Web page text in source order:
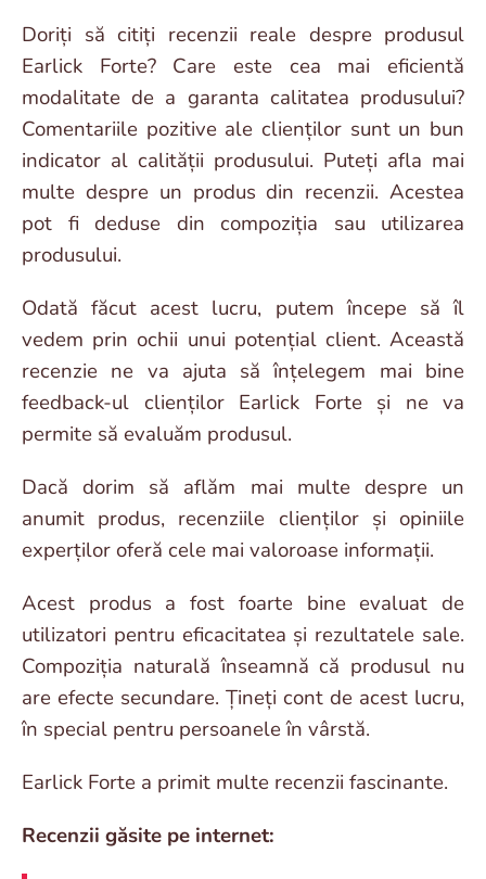
Doriți să citiți recenzii reale despre produsul
Earlick Forte? Care este cea mai eficientă
modalitate de a garanta calitatea produsului?
Comentariile pozitive ale clienților sunt un bun
indicator al calității produsului. Puteți afla mai
multe despre un produs din recenzii. Acestea
pot fi deduse din compoziția sau utilizarea
produsului.
Odată făcut acest lucru, putem începe să îl
vedem prin ochii unui potențial client. Această
recenzie ne va ajuta să înțelegem mai bine
feedback-ul clienților Earlick Forte și ne va
permite să evaluăm produsul.
Dacă dorim să aflăm mai multe despre un
anumit produs, recenziile clienților și opiniile
experților oferă cele mai valoroase informații.
Acest produs a fost foarte bine evaluat de
utilizatori pentru eficacitatea și rezultatele sale.
Compoziția naturală înseamnă că produsul nu
are efecte secundare. Țineți cont de acest lucru,
în special pentru persoanele în vârstă.
Earlick Forte a primit multe recenzii fascinante.
Recenzii găsite pe internet: